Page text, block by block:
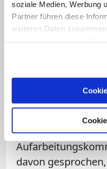
soziale Medien, Werbung
Partner führen diese
weiteren Daten
eine umfassende
zu.
Da der Priester
Saarbrücken mit
Vorermittlungen
es noch lebende
verjährte Taten
davon